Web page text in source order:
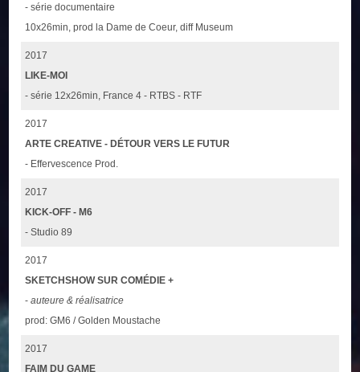
- série documentaire
10x26min, prod la Dame de Coeur, diff Museum
2017
LIKE-MOI
- série 12x26min, France 4 - RTBS - RTF
2017
ARTE CREATIVE - DÉTOUR VERS LE FUTUR
- Effervescence Prod.
2017
KICK-OFF - M6
- Studio 89
2017
SKETCHSHOW SUR COMÉDIE +
-auteure & réalisatrice
prod: GM6 / Golden Moustache
2017
FAIM DU GAME